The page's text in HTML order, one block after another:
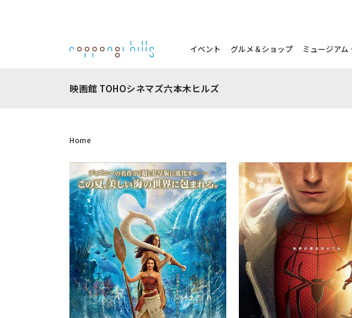
イベント グルメ＆ショップ ミュージアム
映画館 TOHOシネマズ六本木ヒルズ
Home